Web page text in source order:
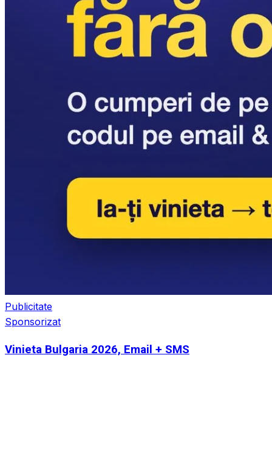
Publicitate
Sponsorizat
Vinieta Bulgaria 2026, Email + SMS